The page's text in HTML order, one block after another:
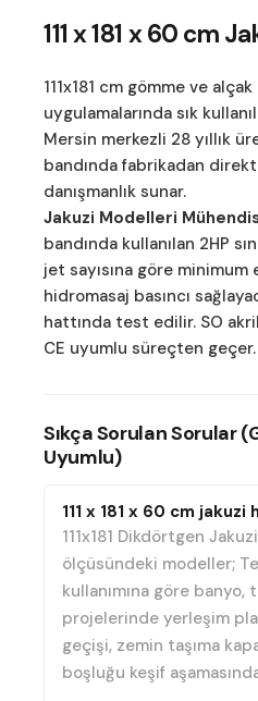
111 x 181 x 60 cm
111x181 cm gömme ve
uygulamalarında sık
Mersin merkezli 28 yıllık
bandında fabrikadan
danışmanlık sunar.
Jakuzi Modelleri
bandında kullanılan 2HP
jet sayısına göre
hidromasaj basıncı
hattında test edilir. SO
CE uyumlu süreçten geçer.
Sıkça Sorulan Sorular
Uyumlu)
111 x 181 x 60 cm
111x181 Dikdörtgen
ölçüsündeki modeller;
kullanımına göre banyo,
projelerinde yerleşim
geçişi, zemin taşıma
boşluğu keşif